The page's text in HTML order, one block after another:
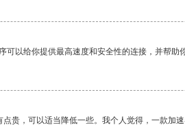
可以给你提供最高速度和安全性的连接，并帮助
贵，可以适当降低一些。我个人觉得，一款加